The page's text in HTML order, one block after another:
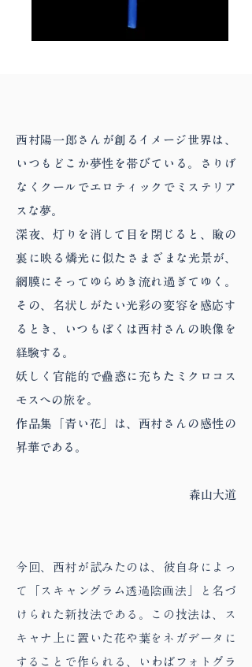
西村陽一郎さんが創るイメージ世界は、
いつもどこか夢性を帯びている。さりげ
なくクールでエロティックでミステリア
スな夢。
深夜、灯りを消して目を閉じると、瞼の
裏に映る燐光に似たさまざまな光景が、
網膜にそってゆらめき流れ過ぎてゆく。
その、名状しがたい光彩の変容を感応す
るとき、いつもぼくは西村さんの映像を
経験する。
妖しく官能的で蠱惑に充ちたミクロコス
モスへの旅を。
作品集「青い花」は、西村さんの感性の
昇華である。
森山大道
今回、西村が試みたのは、彼自身によっ
て「スキャングラム透過陰画法」と名づ
けられた新技法である。この技法は、ス
キャナ上に置いた花や葉をネガデータに
することで作られる、いわばフォトグラ